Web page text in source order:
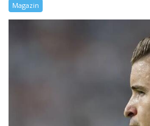
Magazin